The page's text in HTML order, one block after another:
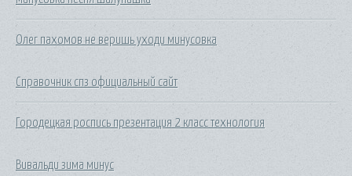
Олег пахомов не веришь уходи минусовка
Справочник спз официальный сайт
Городецкая роспись презентация 2 класс технология
Вивальди зима минус